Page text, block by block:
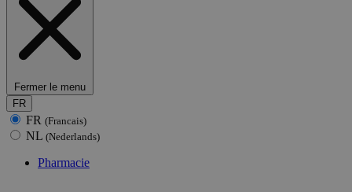
Fermer le menu
FR
FR (Francais)
NL (Nederlands)
Pharmacie